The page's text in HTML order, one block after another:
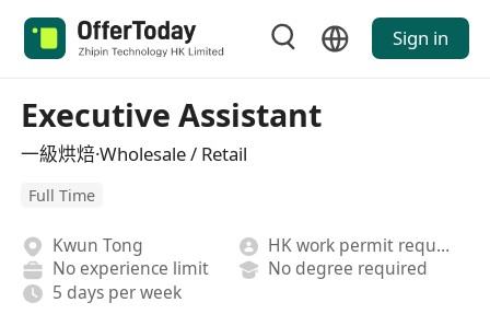
Sign in
Executive Assistant
一級烘焙·Wholesale / Retail
Full Time
Kwun Tong
HK work permit required
No experience limit
No degree required
5 days per week